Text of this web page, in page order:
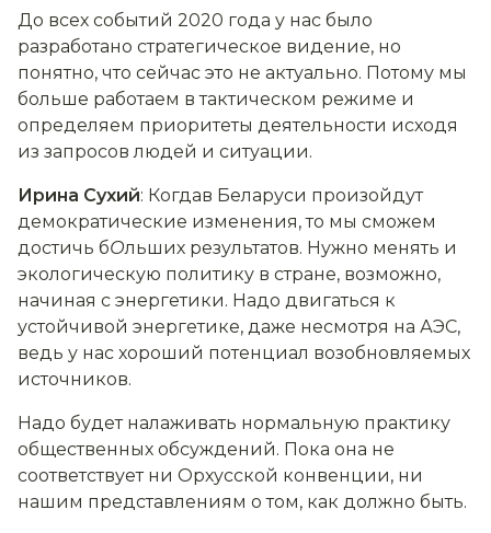
До всех событий 2020 года у нас было
разработано стратегическое видение, но
понятно, что сейчас это не актуально. Потому мы
больше работаем в тактическом режиме и
определяем приоритеты деятельности исходя
из запросов людей и ситуации.
Ирина Сухий: Когдав Беларуси произойдут
демократические изменения, то мы сможем
достичь бОльших результатов. Нужно менять и
экологическую политику в стране, возможно,
начиная с энергетики. Надо двигаться к
устойчивой энергетике, даже несмотря на АЭС,
ведь у нас хороший потенциал возобновляемых
источников.
Надо будет налаживать нормальную практику
общественных обсуждений. Пока она не
соответствует ни Орхусской конвенции, ни
нашим представлениям о том, как должно быть.